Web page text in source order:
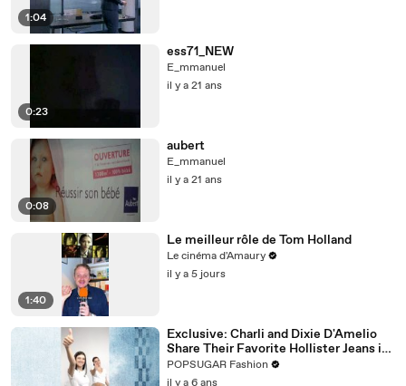
1:04
0:23
ess71_NEW
E_mmanuel
il y a 21 ans
0:08
aubert
E_mmanuel
il y a 21 ans
1:40
Le meilleur rôle de Tom Holland
Le cinéma d'Amaury
il y a 5 jours
Exclusive: Charli and Dixie D'Amelio
Share Their Favorite Hollister Jeans in
This New TikTok Dance Challenge
POPSUGAR Fashion